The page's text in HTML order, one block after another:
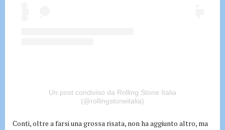
Un post condiviso da Rolling Stone Italia
(@rollingstoneitalia)
Conti, oltre a farsi una grossa risata, non ha aggiunto altro, ma